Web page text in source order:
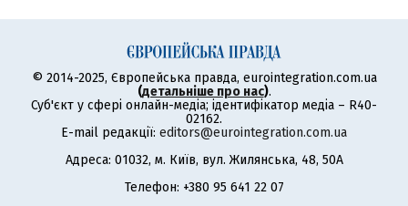
© 2014-2025, Європейська правда, eurointegration.com.ua
(детальніше про нас).
Суб'єкт у сфері онлайн-медіа; ідентифікатор медіа – R40-
02162.
E-mail редакції: editors@eurointegration.com.ua
Адреса: 01032, м. Київ, вул. Жилянська, 48, 50А
Телефон: +380 95 641 22 07